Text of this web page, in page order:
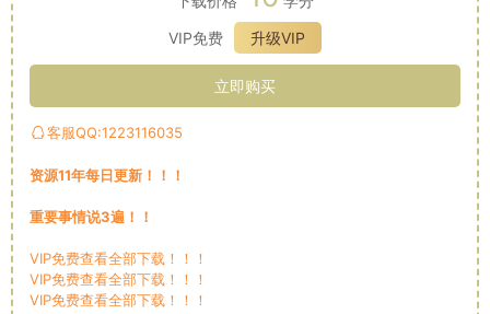
VIP免费
升级VIP
立即购买
客服QQ:1223116035
资源11年每日更新！！！
重要事情说3遍！！
VIP免费查看全部下载！！！
VIP免费查看全部下载！！！
VIP免费查看全部下载！！！